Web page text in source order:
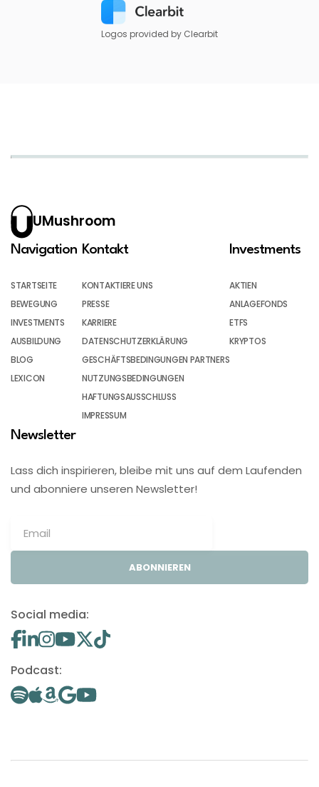
Logos provided by Clearbit
UMushroom
Navigation
STARTSEITE
BEWEGUNG
INVESTMENTS
AUSBILDUNG
BLOG
LEXICON
Kontakt
KONTAKTIERE UNS
PRESSE
KARRIERE
DATENSCHUTZERKLÄRUNG
GESCHÄFTSBEDINGUNGEN PARTNERS
NUTZUNGSBEDINGUNGEN
HAFTUNGSAUSSCHLUSS
IMPRESSUM
Investments
AKTIEN
ANLAGEFONDS
ETFS
KRYPTOS
Newsletter
Lass dich inspirieren, bleibe mit uns auf dem Laufenden
und abonniere unseren Newsletter!
ABONNIEREN
Social media:
Podcast: